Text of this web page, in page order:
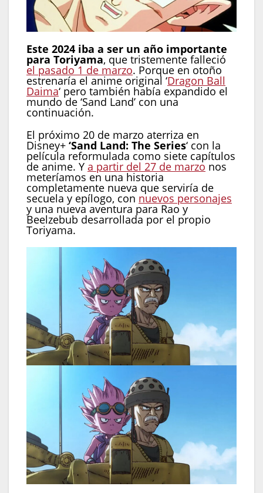
Este 2024 iba a ser un año importante
para Toriyama, que tristemente falleció
el pasado 1 de marzo. Porque en otoño
estrenaría el anime original ‘Dragon Ball
Daima‘ pero también había expandido el
mundo de ‘Sand Land’ con una
continuación.
El próximo 20 de marzo aterriza en
Disney+ ‘Sand Land: The Series‘ con la
película reformulada como siete capítulos
de anime. Y a partir del 27 de marzo nos
meteríamos en una historia
completamente nueva que serviría de
secuela y epílogo, con nuevos personajes
y una nueva aventura para Rao y
Beelzebub desarrollada por el propio
Toriyama.